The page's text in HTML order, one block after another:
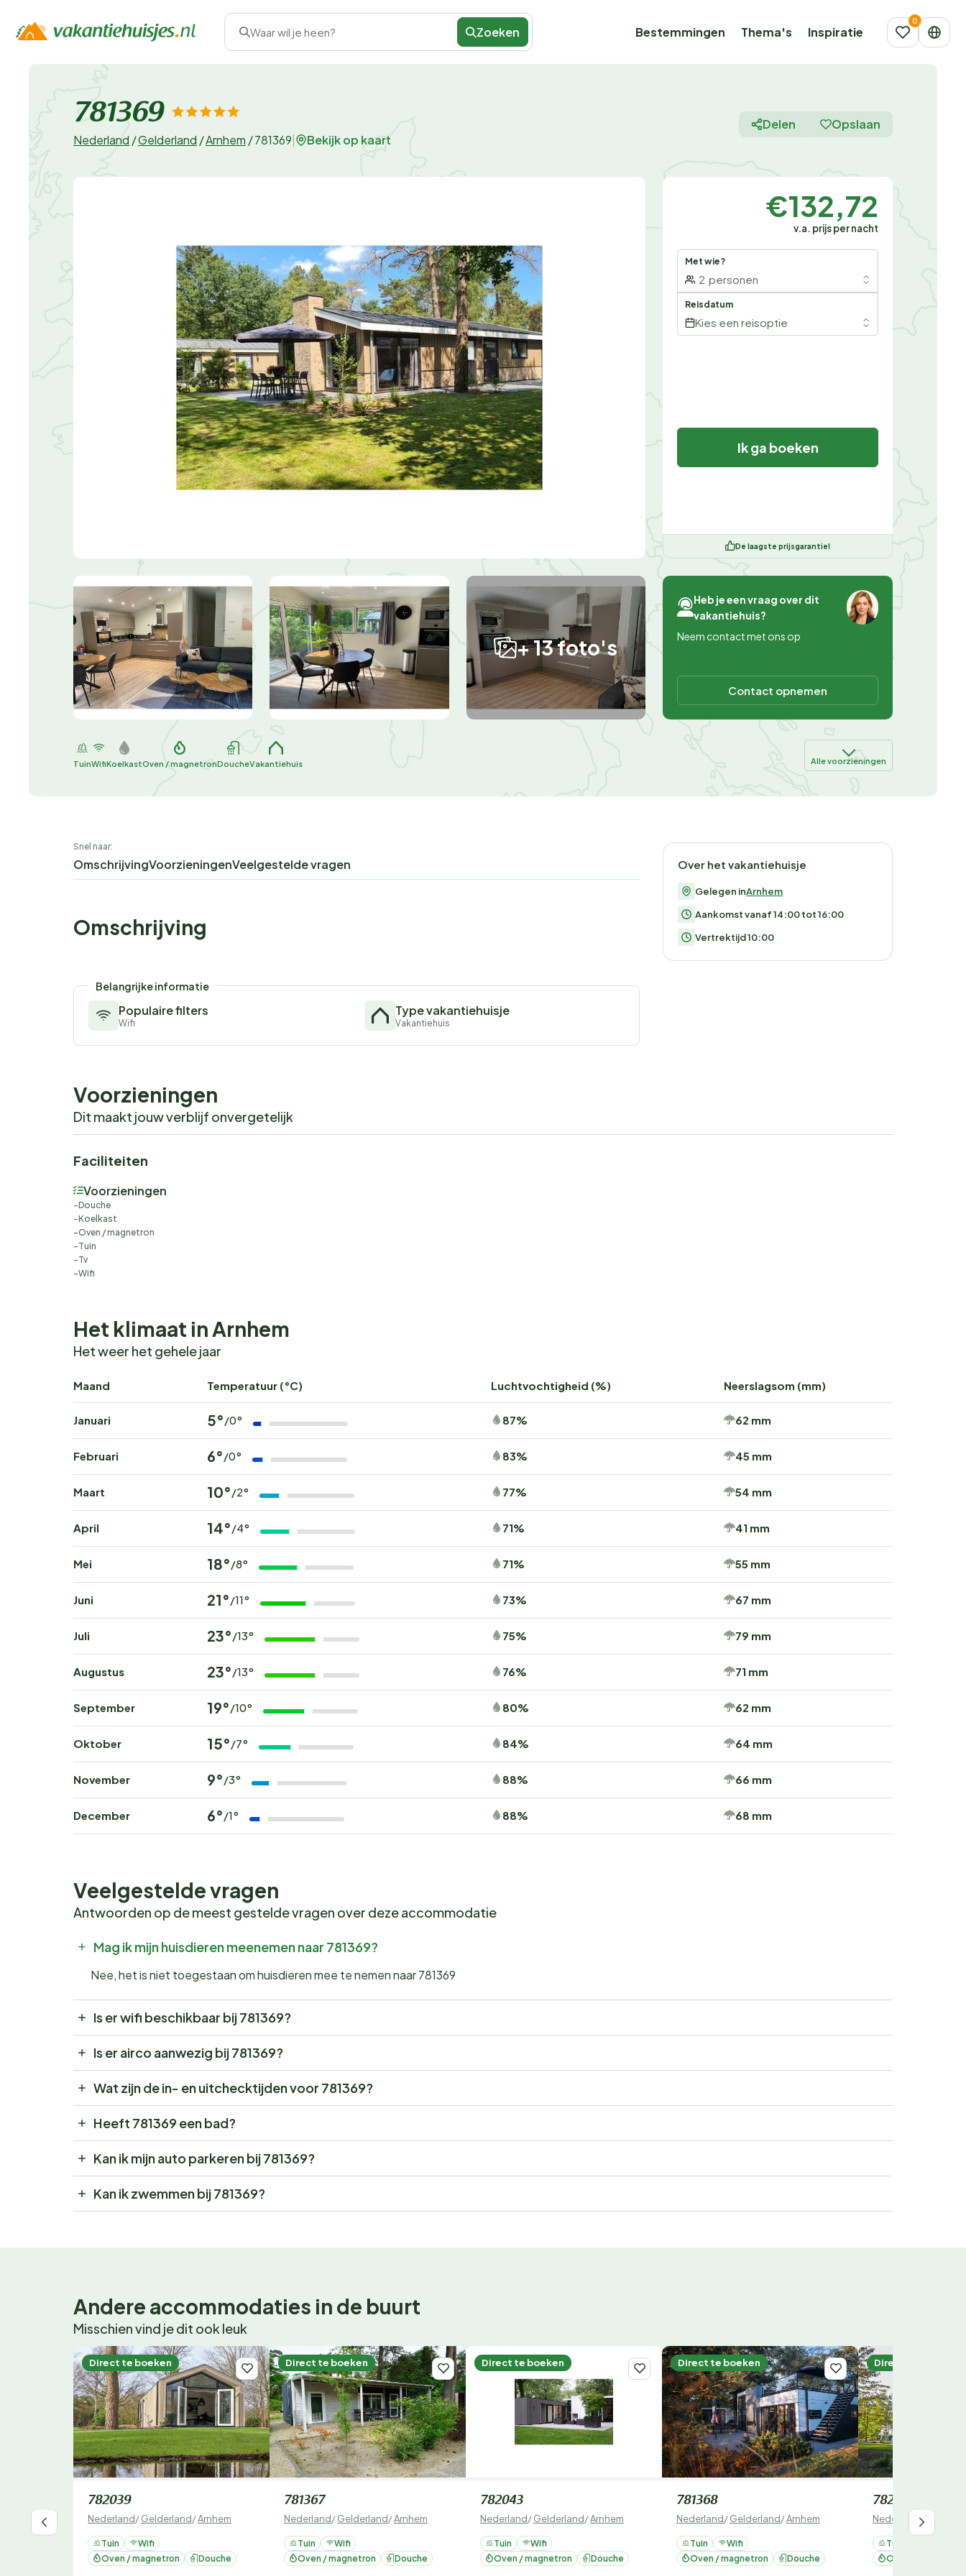
Waar wil je heen? Zoeken Bestemmingen Thema's Inspiratie
781369
Nederland /Gelderland /Arnhem /781369 Bekijk op kaart
Delen Opslaan
+ 13 foto's
€132,72
v.a. prijs per nacht
Met wie?
2 personen
Reisdatum
Kies een reisoptie
Ik ga boeken
De laagste prijsgarantie!
Heb je een vraag over dit
vakantiehuis?
Neem contact met ons op
Contact opnemen
TuinWifiKoelkastOven / magnetronDoucheVakantiehuis Alle voorzieningen
Snel naar:
OmschrijvingVoorzieningenVeelgestelde vragen
Omschrijving
Belangrijke informatie
Populaire filters
Wifi
Type vakantiehuisje
Vakantiehuis
Over het vakantiehuisje
Gelegen inArnhem
Aankomst vanaf 14:00 tot 16:00
Vertrektijd 10:00
Voorzieningen
Dit maakt jouw verblijf onvergetelijk
Faciliteiten
Voorzieningen
Douche
Koelkast
Oven / magnetron
Tuin
Tv
Wifi
Het klimaat in Arnhem
Het weer het gehele jaar
Maand Temperatuur (°C) Luchtvochtigheid (%) Neerslagsom (mm)
Januari 5°/0° 87% 62 mm
Februari 6°/0° 83% 45 mm
Maart 10°/2° 77% 54 mm
April 14°/4° 71% 41 mm
Mei 18°/8° 71% 55 mm
Juni 21°/11° 73% 67 mm
Juli 23°/13° 75% 79 mm
Augustus 23°/13° 76% 71 mm
September 19°/10° 80% 62 mm
Oktober 15°/7° 84% 64 mm
November 9°/3° 88% 66 mm
December 6°/1° 88% 68 mm
Veelgestelde vragen
Antwoorden op de meest gestelde vragen over deze accommodatie
Mag ik mijn huisdieren meenemen naar 781369?
Nee, het is niet toegestaan om huisdieren mee te nemen naar 781369
Is er wifi beschikbaar bij 781369?
Is er airco aanwezig bij 781369?
Wat zijn de in- en uitchecktijden voor 781369?
Heeft 781369 een bad?
Kan ik mijn auto parkeren bij 781369?
Kan ik zwemmen bij 781369?
Andere accommodaties in de buurt
Misschien vind je dit ook leuk
Direct te boeken
782039
Nederland/Gelderland/Arnhem
Tuin
Wifi
Oven / magnetron
Douche
Direct te boeken
781367
Nederland/Gelderland/Arnhem
Tuin
Wifi
Oven / magnetron
Douche
Direct te boeken
782043
Nederland/Gelderland/Arnhem
Tuin
Wifi
Oven / magnetron
Douche
Direct te boeken
781368
Nederland/Gelderland/Arnhem
Tuin
Wifi
Oven / magnetron
Douche
Direct te boeken
782045
Nederland/
Tuin
Oven / magnetron